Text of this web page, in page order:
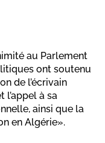
au Parlement
ont soutenu
de l’écrivain
l’appel à sa
ainsi que la
en Algérie».